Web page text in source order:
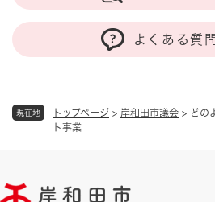
現在地 トップページ > 岸和田市議会 > どの
ト事業
よくある質